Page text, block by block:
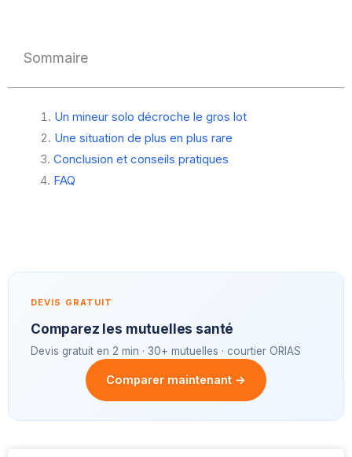
Sommaire
Un mineur solo décroche le gros lot
Une situation de plus en plus rare
Conclusion et conseils pratiques
FAQ
DEVIS GRATUIT
Comparez les mutuelles santé
Devis gratuit en 2 min · 30+ mutuelles · courtier ORIAS
Comparer maintenant →